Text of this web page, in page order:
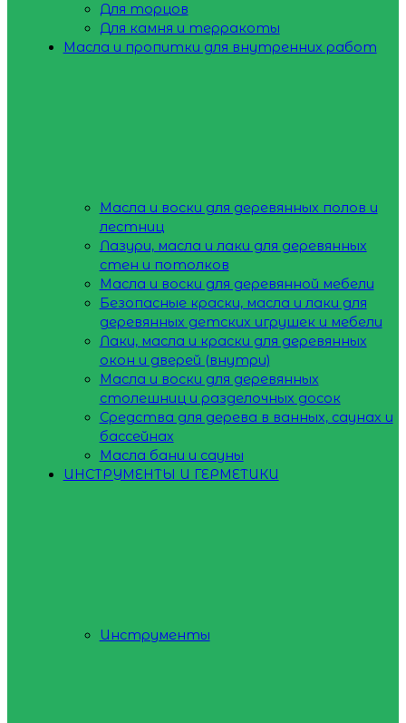
Для торцов
Для камня и терракоты
Масла и пропитки для внутренних работ
Масла и воски для деревянных полов и
лестниц
Лазури, масла и лаки для деревянных
стен и потолков
Масла и воски для деревянной мебели
Безопасные краски, масла и лаки для
деревянных детских игрушек и мебели
Лаки, масла и краски для деревянных
окон и дверей (внутри)
Масла и воски для деревянных
столешниц и разделочных досок
Средства для дерева в ванных, саунах и
бассейнах
Масла бани и сауны
ИНСТРУМЕНТЫ И ГЕРМЕТИКИ
Инструменты